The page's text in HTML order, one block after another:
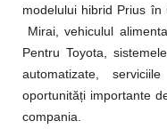
modelului hibrid Prius
Mirai, vehiculul
Pentru Toyota,
automatizate,
oportunități importante
compania.